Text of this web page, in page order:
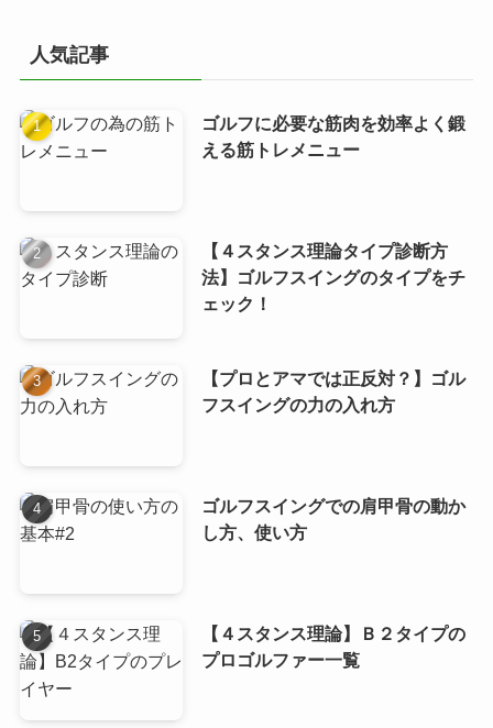
ー
人気記事
ゴルフに必要な筋肉を効率よく鍛
える筋トレメニュー
【４スタンス理論タイプ診断方
法】ゴルフスイングのタイプをチ
ェック！
【プロとアマでは正反対？】ゴル
フスイングの力の入れ方
ゴルフスイングでの肩甲骨の動か
し方、使い方
【４スタンス理論】Ｂ２タイプの
プロゴルファー一覧